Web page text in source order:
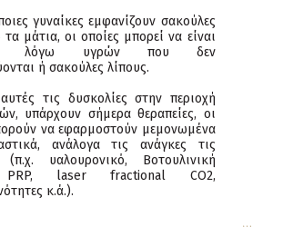
γυναίκες εμφανίζουν σακούλες
μάτια, οι οποίες μπορεί να είναι
λόγω υγρών που δεν
ή σακούλες λίπους.
τις δυσκολίες στην περιοχή
υπάρχουν σήμερα θεραπείες, οι
να εφαρμοστούν μεμονωμένα
ανάλογα τις ανάγκες τις
(π.χ. υαλουρονικό, Bοτουλινική
PRP, laser fractional CO2,
κ.ά.).